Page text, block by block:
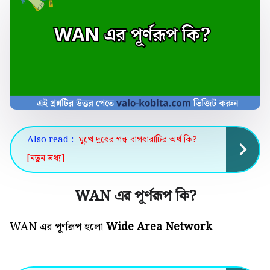
Also read : মুখে দুধের গন্ধ বাগধারাটির অর্থ কি? -
[নতুন তথ্য]
WAN এর পূর্ণরূপ কি?
WAN এর পূর্ণরূপ হলো Wide Area Network